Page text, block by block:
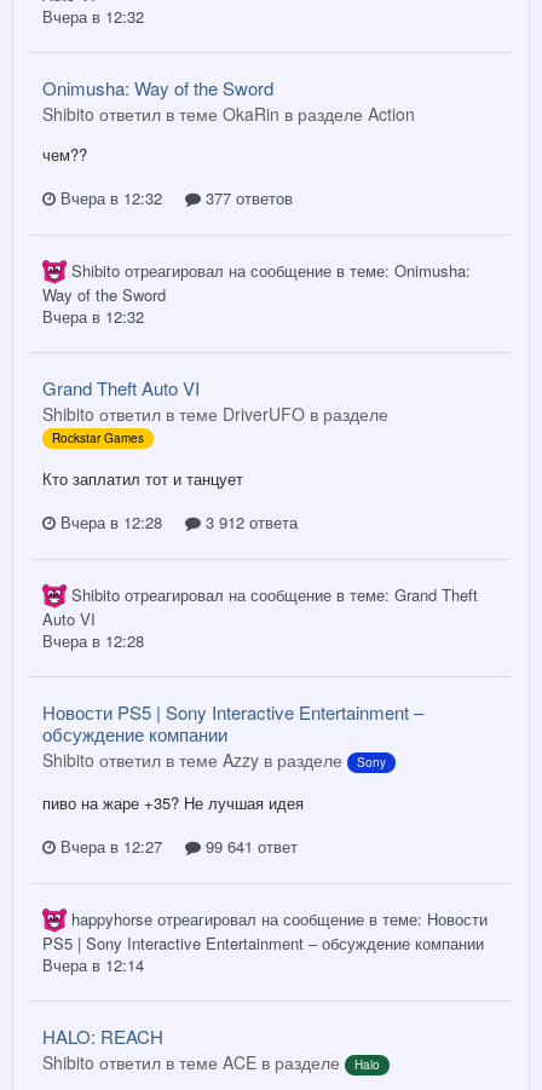
Вчера в 12:32
Onimusha: Way of the Sword
Shibito ответил в теме OkaRin в разделе Action
чем??
Вчера в 12:32
377 ответов
Shibito отреагировал на сообщение в теме: Onimusha:
Way of the Sword
Вчера в 12:32
Grand Theft Auto VI
Shibito ответил в теме DriverUFO в разделе
Rockstar Games
Кто заплатил тот и танцует
Вчера в 12:28
3 912 ответа
Shibito отреагировал на сообщение в теме: Grand Theft
Auto VI
Вчера в 12:28
Новости PS5 | Sony Interactive Entertainment –
обсуждение компании
Shibito ответил в теме Azzy в разделе Sony
пиво на жаре +35? Не лучшая идея
Вчера в 12:27
99 641 ответ
happyhorse отреагировал на сообщение в теме: Новости
PS5 | Sony Interactive Entertainment – обсуждение компании
Вчера в 12:14
HALO: REACH
Shibito ответил в теме ACE в разделе Halo